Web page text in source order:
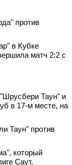
против
в Кубке
матч 2:2 с
Таун" и
в 17‑м месте, на
Таун" против
который
Саут.